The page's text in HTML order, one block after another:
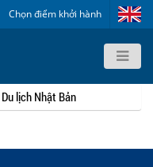
Chọn điểm khởi hành
Du lịch Nhật Bản